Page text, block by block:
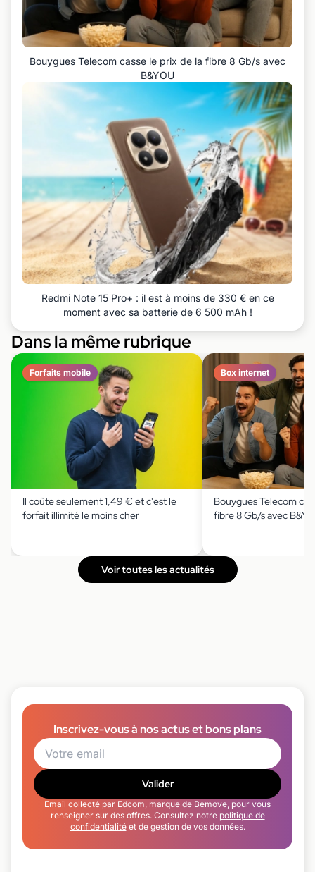
Bouygues Telecom casse le prix de la fibre 8 Gb/s avec
B&YOU
Redmi Note 15 Pro+ : il est à moins de 330 € en ce
moment avec sa batterie de 6 500 mAh !
Dans la même rubrique
Forfaits mobile
Il coûte seulement 1,49 € et c'est le
forfait illimité le moins cher
Box internet
Bouygues Telecom
fibre 8 Gb/s avec
Voir toutes les actualités
Inscrivez-vous à nos actus et bons plans
Valider
Email collecté par Edcom, marque de Bemove, pour vous
renseigner sur des offres. Consultez notre politique de
confidentialitéet de gestion de vos données.